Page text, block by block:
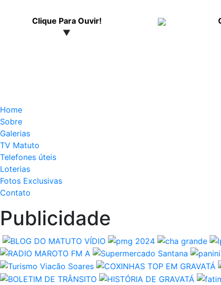
Clique Para Ouvir!
▼
Home
Sobre
Galerias
TV Matuto
Telefones úteis
Loterias
Fotos Exclusivas
Contato
Publicidade